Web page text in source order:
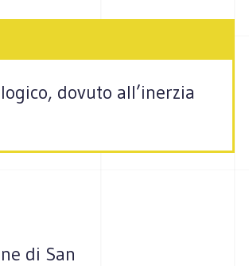
dovuto all’inerzia
di San